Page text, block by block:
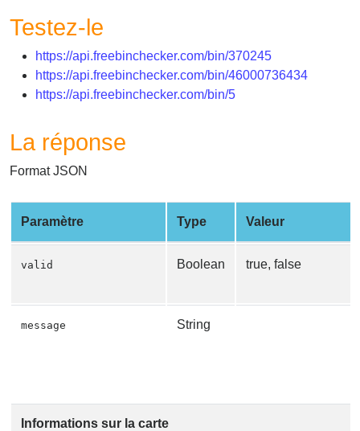
Testez-le
https://api.freebinchecker.com/bin/370245
https://api.freebinchecker.com/bin/46000736434
https://api.freebinchecker.com/bin/5
La réponse
Format JSON
Paramètre Type Valeur
valid Boolean true, false
message String
Informations sur la carte